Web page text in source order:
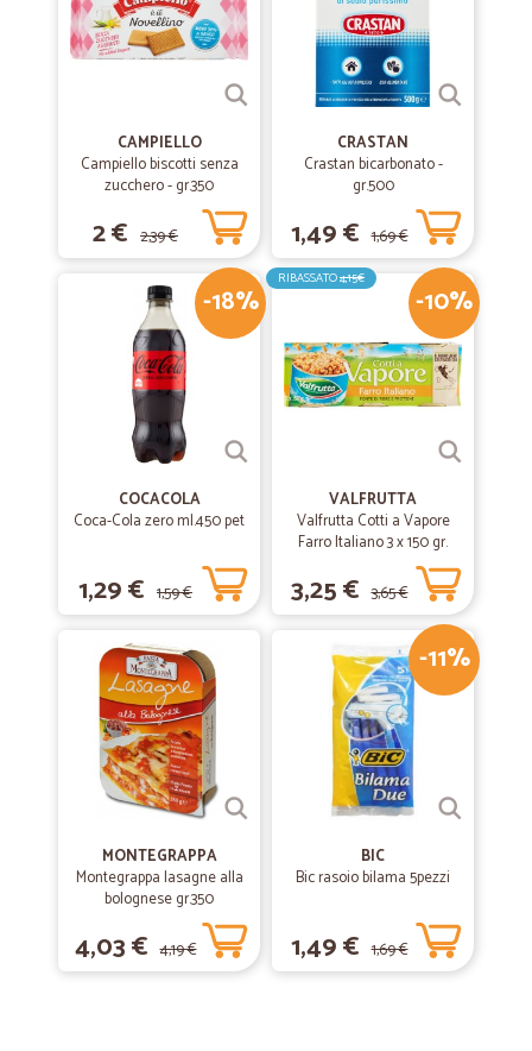
CAMPIELLO
Campiello biscotti senza
zucchero - gr.350
2 € 2,39 €
CRASTAN
Crastan bicarbonato -
gr.500
1,49 € 1,69 €
-18%
COCACOLA
Coca-Cola zero ml.450 pet
1,29 € 1,59 €
-10%
RIBASSATO4,15€
VALFRUTTA
Valfrutta Cotti a Vapore
Farro Italiano 3 x 150 gr.
3,25 € 3,65 €
MONTEGRAPPA
Montegrappa lasagne alla
bolognese gr.350
4,03 € 4,19 €
-11%
BIC
Bic rasoio bilama 5pezzi
1,49 € 1,69 €